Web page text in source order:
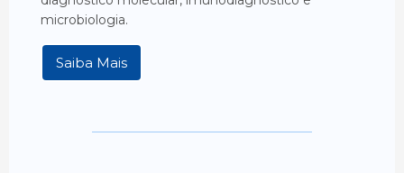
microbiologia.
Saiba Mais